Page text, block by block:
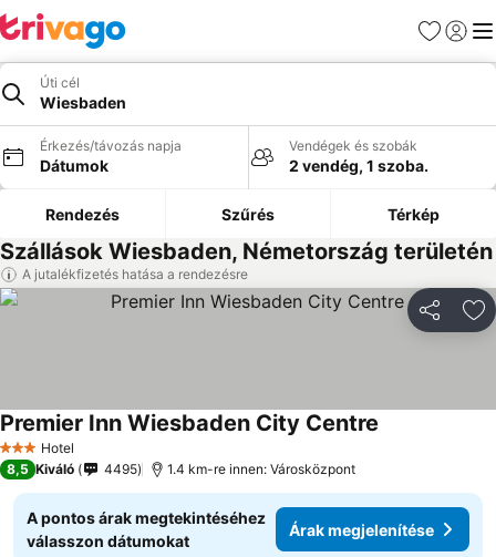
Kedvencek
Úti cél
Wiesbaden
Érkezés/távozás napja
Dátumok
Vendégek és szobák
2 vendég, 1 szoba.
Rendezés Szűrés Térkép
Szállások Wiesbaden, Németország területén
A jutalékfizetés hatása a rendezésre
3 Kategória
Hotel
Premier Inn Wiesbaden City Centre
8,5 Kiváló 4495 1.4 km-re innen: Városközpont
A pontos árak megtekintéséhez
válasszon dátumokat
Árak megjelenítése